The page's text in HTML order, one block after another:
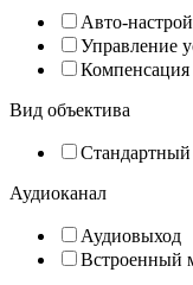
Авто-
Управление
Компенсация
Вид объектива
Стандартный
Аудиоканал
Аудиовыход
Встроенный